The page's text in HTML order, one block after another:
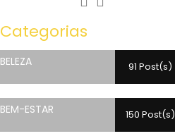
Categorias
BELEZA 91 Post(s)
BEM-ESTAR 150 Post(s)